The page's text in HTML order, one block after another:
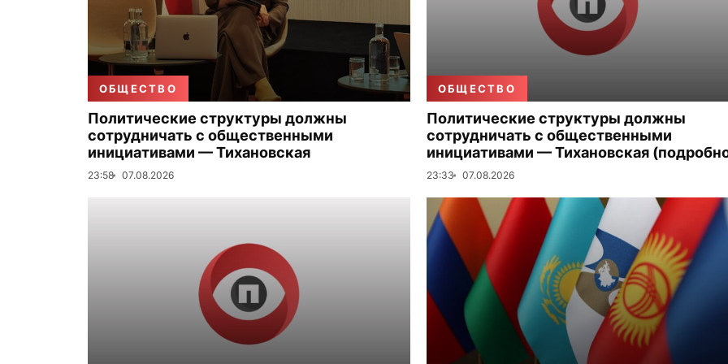
ОБЩЕСТВО
Политические структуры должны
сотрудничать с общественными
инициативами — Тихановская
23:58 07.08.2026
ОБЩЕСТВО
Политические структуры должны
сотрудничать с общественными
инициативами — Тихановская
23:33 07.08.2026